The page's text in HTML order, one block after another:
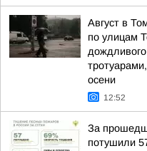
Август в
по улицам
осени
12:52
За
потушили